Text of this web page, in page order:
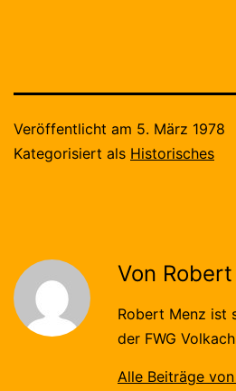
Veröffentlicht am 5. März 1978
Kategorisiert als Historisches
Von
Robert Menz ist
der FWG Volkach
Alle Beiträge